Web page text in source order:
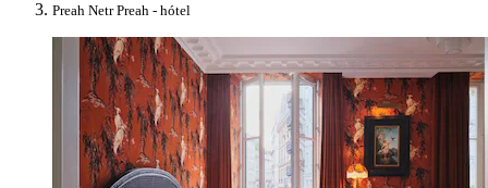
Preah Netr Preah - hótel